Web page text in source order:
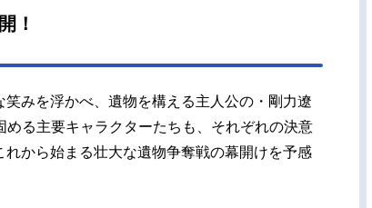
構成：WooSeungWookキャラクターデザイ
総作画監督：LeeHyunJoung Heo
色彩設計：HwangJeeSun美...
！
笑みを浮かべ、遺物を構える主人公の・剛力遼
る主要キャラクターたちも、それぞれの決意
から始まる壮大な遺物争奪戦の幕開けを予感